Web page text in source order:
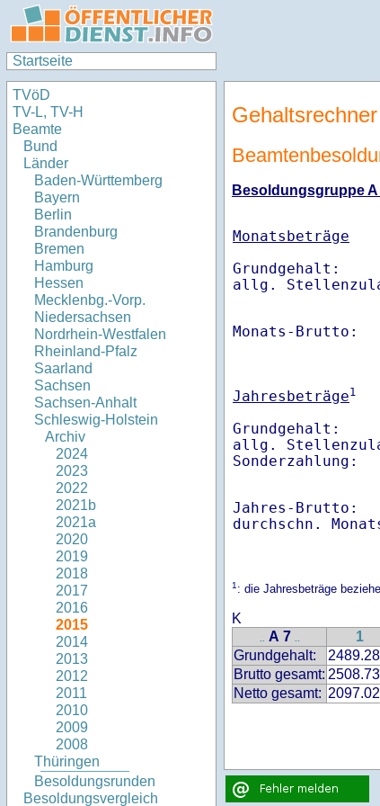
Startseite
TVöD
TV-L, TV-H
Beamte
Bund
Länder
Baden-Württemberg
Bayern
Berlin
Brandenburg
Bremen
Hamburg
Hessen
Mecklenbg.-Vorp.
Niedersachsen
Nordrhein-Westfalen
Rheinland-Pfalz
Saarland
Sachsen
Sachsen-Anhalt
Schleswig-Holstein
Archiv
2024
2023
2022
2021b
2021a
2020
2019
2018
2017
2016
2015
2014
2013
2012
2011
2010
2009
2008
Thüringen
Besoldungsrunden
Besoldungsvergleich
Besoldungsgruppe A
Monatsbeträge
Grundgehalt:
Monats-
Jahresbeträge1
Grundgehalt:
allg.
Jahres-
1: die Jahresbeträge
K
.. A 7 .. 1
Grundgehalt:
Brutto gesamt:
Netto gesamt: